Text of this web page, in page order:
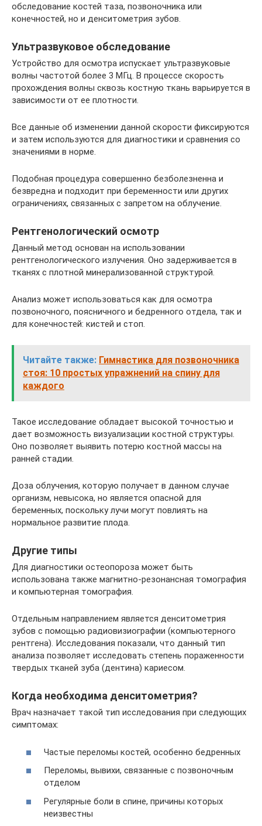
обследование костей таза, позвоночника или
конечностей, но и денситометрия зубов.
Ультразвуковое обследование
Устройство для осмотра испускает ультразвуковые
волны частотой более 3 МГц. В процессе скорость
прохождения волны сквозь костную ткань варьируется в
зависимости от ее плотности.
Все данные об изменении данной скорости фиксируются
и затем используются для диагностики и сравнения со
значениями в норме.
Подобная процедура совершенно безболезненна и
безвредна и подходит при беременности или других
ограничениях, связанных с запретом на облучение.
Рентгенологический осмотр
Данный метод основан на использовании
рентгенологического излучения. Оно задерживается в
тканях с плотной минерализованной структурой.
Анализ может использоваться как для осмотра
позвоночного, поясничного и бедренного отдела, так и
для конечностей: кистей и стоп.
Читайте также: Гимнастика для позвоночника
стоя: 10 простых упражнений на спину для
каждого
Такое исследование обладает высокой точностью и
дает возможность визуализации костной структуры.
Оно позволяет выявить потерю костной массы на
ранней стадии.
Доза облучения, которую получает в данном случае
организм, невысока, но является опасной для
беременных, поскольку лучи могут повлиять на
нормальное развитие плода.
Другие типы
Для диагностики остеопороза может быть
использована также магнитно-резонансная томография
и компьютерная томография.
Отдельным направлением является денситометрия
зубов с помощью радиовизиографии (компьютерного
рентгена). Исследования показали, что данный тип
анализа позволяет исследовать степень пораженности
твердых тканей зуба (дентина) кариесом.
Когда необходима денситометрия?
Врач назначает такой тип исследования при следующих
симптомах:
Частые переломы костей, особенно бедренных
Переломы, вывихи, связанные с позвоночным
отделом
Регулярные боли в спине, причины которых
неизвестны